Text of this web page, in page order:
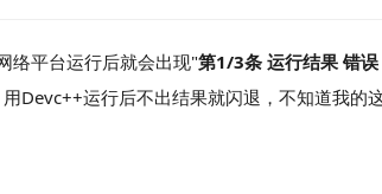
络平台运行后就会出现"第1/3条 运行结果 错
Devc++运行后不出结果就闪退，不知道我的